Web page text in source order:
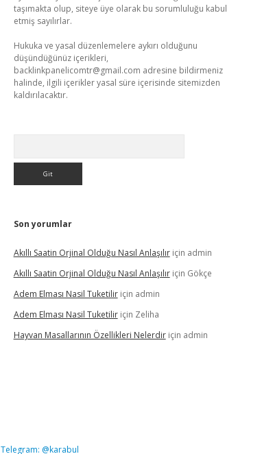
taşımakta olup, siteye üye olarak bu sorumluluğu kabul
etmiş sayılırlar.
Hukuka ve yasal düzenlemelere aykırı olduğunu
düşündüğünüz içerikleri,
backlinkpanelicomtr@gmail.com adresine bildirmeniz
halinde, ilgili içerikler yasal süre içerisinde sitemizden
kaldırılacaktır.
Son yorumlar
Akıllı Saatin Orjinal Olduğu Nasıl Anlaşılıriçin admin
Akıllı Saatin Orjinal Olduğu Nasıl Anlaşılıriçin Gökçe
Adem Elması Nasil Tuketiliriçin admin
Adem Elması Nasil Tuketiliriçin Zeliha
Hayvan Masallarının Özellikleri Nelerdiriçin admin
Telegram: @karabul